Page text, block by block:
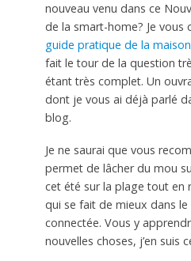
nouveau venu dans ce
de la smart-home? Je vous
guide pratique de la
fait le tour de la question
étant très complet. Un
dont je vous ai déjà parlé
blog.
Je ne saurai que vous
permet de lâcher du mou
cet été sur la plage tout en
qui se fait de mieux dans
connectée. Vous y
nouvelles choses, j’en suis